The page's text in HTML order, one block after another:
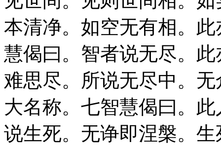
本清净。如空无有相。
慧偈曰。智者说无尽。
难思尽。所说无尽中。
大名称。七智慧偈曰。
说生死。无诤即涅槃。